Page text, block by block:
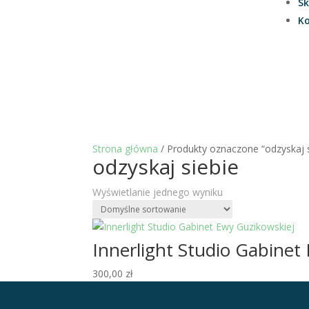
Strona główna / Produkty oznaczone “odzyskaj
odzyskaj siebie
Wyświetlanie jednego wyniku
Innerlight Studio Gabinet
300,00 zł